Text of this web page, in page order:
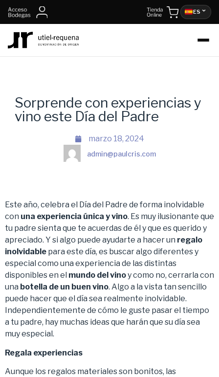
ES
Sorprende con experiencias y
vino este Día del Padre
marzo 18, 2024
admin@paulcris.com
Este año, celebra el Día del Padre de forma inolvidable
con una experiencia única y vino. Es muy ilusionante que
tu padre sienta que te acuerdas de él y que es querido y
apreciado. Y si algo puede ayudarte a hacer un regalo
inolvidable para este día, es buscar algo diferentes y
especial como una experiencia de las distintas
disponibles en el mundo del vinoy como no, cerrarla con
una botella de un buen vino. Algo a la vista tan sencillo
puede hacer que el día sea realmente inolvidable.
Independientemente de cómo le guste pasar el tiempo
a tu padre, hay muchas ideas que harán que su día sea
muy especial.
Regala experiencias
Aunque los regalos materiales son bonitos, las